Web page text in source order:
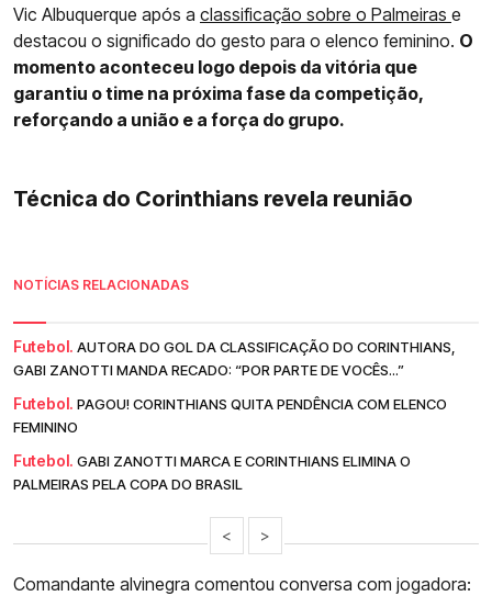
Vic Albuquerque após a classificação sobre o Palmeiras e
destacou o significado do gesto para o elenco feminino. O
momento aconteceu logo depois da vitória que
garantiu o time na próxima fase da competição,
reforçando a união e a força do grupo.
Técnica do Corinthians revela reunião
NOTÍCIAS RELACIONADAS
Futebol. AUTORA DO GOL DA CLASSIFICAÇÃO DO CORINTHIANS,
GABI ZANOTTI MANDA RECADO: “POR PARTE DE VOCÊS...”
Futebol. PAGOU! CORINTHIANS QUITA PENDÊNCIA COM ELENCO
FEMININO
Futebol. GABI ZANOTTI MARCA E CORINTHIANS ELIMINA O
PALMEIRAS PELA COPA DO BRASIL
< >
Comandante alvinegra comentou conversa com jogadora: